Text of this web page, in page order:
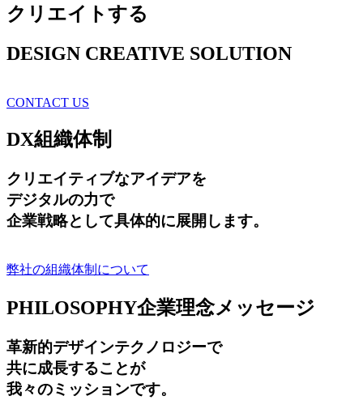
クリエイトする
DESIGN CREATIVE SOLUTION
CONTACT US
DX組織体制
クリエイティブなアイデアを
デジタルの力で
企業戦略として具体的に展開します。
弊社の組織体制について
PHILOSOPHY企業理念メッセージ
革新的デザインテクノロジーで
共に成長することが
我々のミッションです。